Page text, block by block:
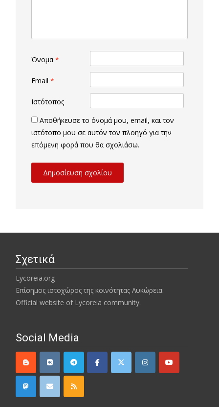
Όνομα *
Email *
Ιστότοπος
Αποθήκευσε το όνομά μου, email, και τον
ιστότοπο μου σε αυτόν τον πλοηγό για την
επόμενη φορά που θα σχολιάσω.
Σχετικά
Lycoreia.org
Επίσημος ιστοχώρος της κοινότητας Λυκώρεια.
Official website of Lycoreia community.
Social Media